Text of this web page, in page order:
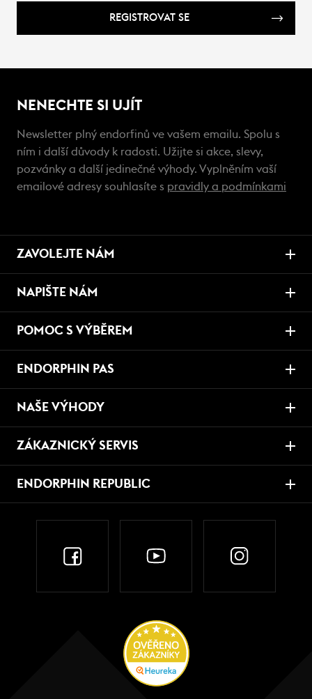
REGISTROVAT SE
NENECHTE SI UJÍT
Newsletter plný endorfinů ve vašem emailu. Spolu s
ním i další důvody k radosti. Užijte si akce, slevy,
pozvánky a další jedinečné výhody. Vyplněním vaší
emailové adresy souhlasíte s pravidly a podmínkami
ZAVOLEJTE NÁM
NAPIŠTE NÁM
POMOC S VÝBĚREM
ENDORPHIN PAS
NAŠE VÝHODY
ZÁKAZNICKÝ SERVIS
ENDORPHIN REPUBLIC